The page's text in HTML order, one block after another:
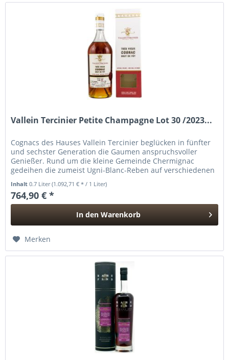
Vallein Tercinier Petite Champagne Lot 30 /2023...
Cognacs des Hauses Vallein Tercinier beglücken in fünfter
und sechster Generation die Gaumen anspruchsvoller
Genießer. Rund um die kleine Gemeinde Chermignac
gedeihen die zumeist Ugni-Blanc-Reben auf verschiedenen
Inhalt0.7 Liter(1.092,71 € * / 1 Liter)
764,90 € *
In den Warenkorb
Merken